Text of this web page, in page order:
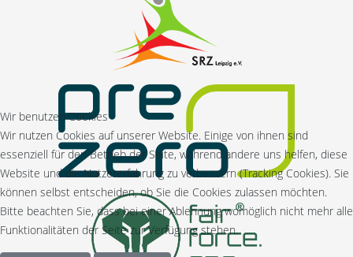
Wir benutzen Cookies
Wir nutzen Cookies auf unserer Website. Einige von ihnen sind
essenziell für den Betrieb der Seite, während andere uns helfen, diese
Website und die Nutzererfahrung zu verbessern (Tracking Cookies). Sie
können selbst entscheiden, ob Sie die Cookies zulassen möchten.
Bitte beachten Sie, dass bei einer Ablehnung womöglich nicht mehr alle
Funktionalitäten der Seite zur Verfügung stehen.